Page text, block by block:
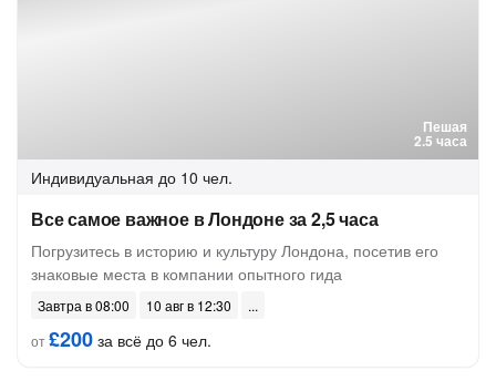
Пешая
2.5 часа
Индивидуальная до 10 чел.
Все самое важное в Лондоне за 2,5 часа
Погрузитесь в историю и культуру Лондона, посетив его
знаковые места в компании опытного гида
Завтра в 08:00
10 авг в 12:30
от£200 за всё до 6 чел.